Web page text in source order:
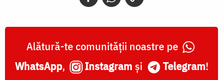
Alătură-te comunității noastre pe
WhatsApp, Instagram și Telegram!